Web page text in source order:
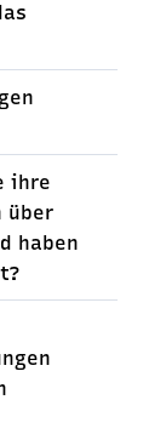
ihre
über
haben